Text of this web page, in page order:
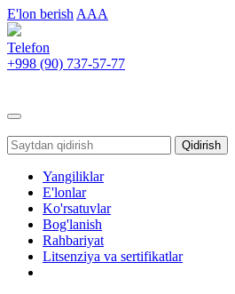
E'lon berish AAA
Telefon
+998 (90) 737-57-77
Toggle
navigation
Qidirish
Yangiliklar
E'lonlar
Ko'rsatuvlar
Bog'lanish
Rahbariyat
Litsenziya va sertifikatlar